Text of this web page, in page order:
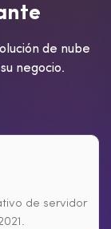
nte
de nube
negocio.
de servidor